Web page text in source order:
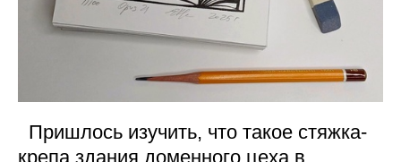
Пришлось изучить, что такое стяжка-
крепа здания доменного цеха в